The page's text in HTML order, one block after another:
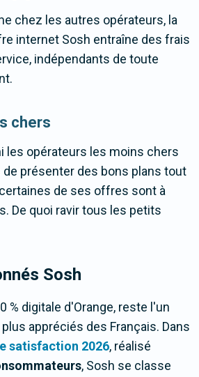
chez les autres opérateurs, la
internet Sosh entraîne des frais
indépendants de toute
chers
les opérateurs les moins chers
de présenter des bons plans tout
certaines de ses offres sont à
De quoi ravir tous les petits
Sosh
% digitale d'Orange, reste l'un
appréciés des Français. Dans
satisfaction 2026, réalisé
, Sosh se classe